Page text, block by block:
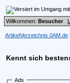
Willkommen: Besucher
ArtikelVerzeichnis 0AM.de
Kennt sich
Ads